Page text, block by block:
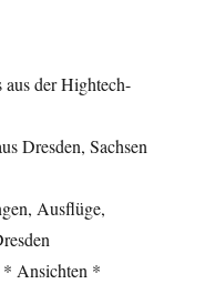
der Hightech-
Dresden, Sachsen
Ausflüge,
* Ansichten *